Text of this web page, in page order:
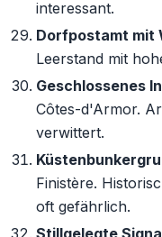
interessant.
Dorfpostamt mit
Leerstand mit
Geschlossenes
Côtes-d'Armor.
verwittert.
Finistère.
oft gefährlich.
Stillgelegte